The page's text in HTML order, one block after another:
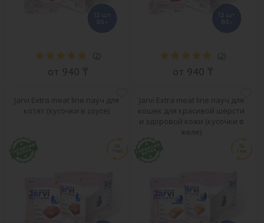
(2)
от 940 ₸
(2)
от 940 ₸
Jarvi Extra meat line пауч для
котят (кусочки в соусе)
Jarvi Extra meat line пауч для
кошек для красивой шерсти
и здоровой кожи (кусочки в
желе)